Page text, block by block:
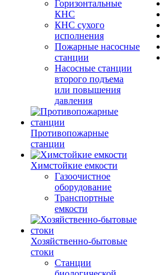
Горизонтальные
КНС
КНС сухого
исполнения
Пожарные насосные
станции
Насосные cтанции
второго подъема
или повышения
давления
Противопожарные
станции
Химстойкие емкости
Газоочистное
оборудование
Транспортные
емкости
Хозяйственно-бытовые
стоки
Станции